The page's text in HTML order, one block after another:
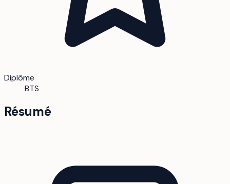
Diplôme
BTS
Résumé